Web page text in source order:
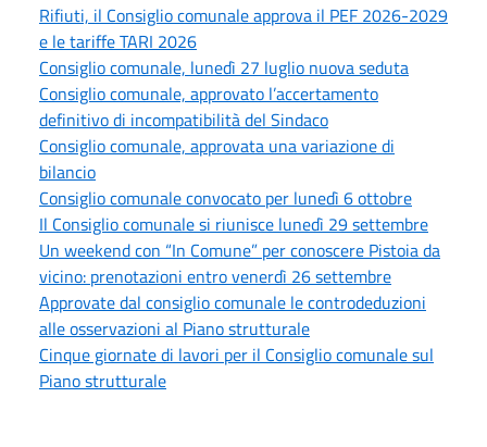
Rifiuti, il Consiglio comunale approva il PEF 2026-2029
e le tariffe TARI 2026
Consiglio comunale, lunedì 27 luglio nuova seduta
Consiglio comunale, approvato l’accertamento
definitivo di incompatibilità del Sindaco
Consiglio comunale, approvata una variazione di
bilancio
Consiglio comunale convocato per lunedì 6 ottobre
Il Consiglio comunale si riunisce lunedì 29 settembre
Un weekend con “In Comune” per conoscere Pistoia da
vicino: prenotazioni entro venerdì 26 settembre
Approvate dal consiglio comunale le controdeduzioni
alle osservazioni al Piano strutturale
Cinque giornate di lavori per il Consiglio comunale sul
Piano strutturale